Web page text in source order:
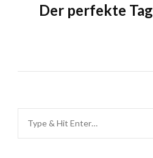
Der perfekte Tag